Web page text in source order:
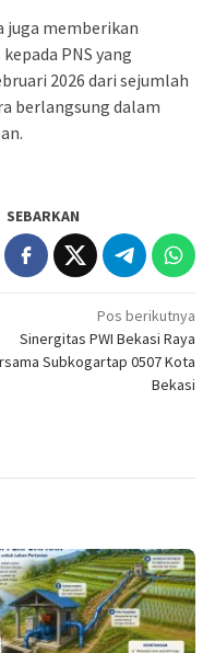
juga memberikan
PNS yang
2026 dari sejumlah
berlangsung dalam
SEBARKAN
Pos berikutnya
Sinergitas PWI Bekasi Raya
Subkogartap 0507 Kota
Bekasi